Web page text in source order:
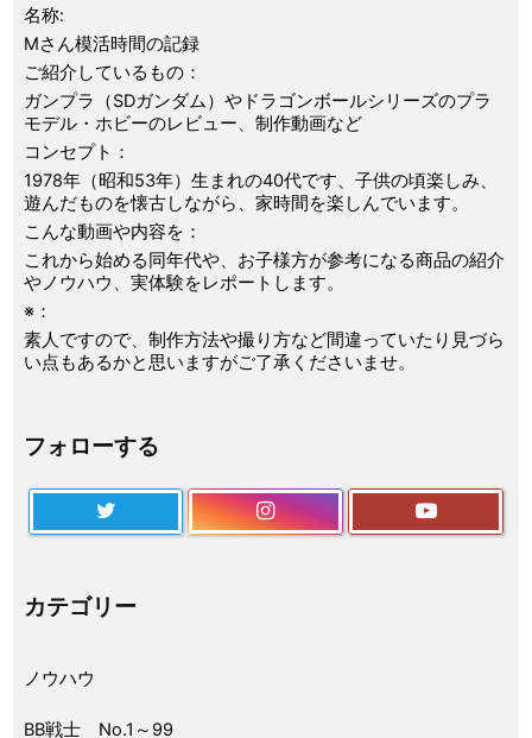
名称:
Mさん模活時間の記録
ご紹介しているもの：
ガンプラ（SDガンダム）やドラゴンボールシリーズのプラ
モデル・ホビーのレビュー、制作動画など
コンセプト：
1978年（昭和53年）生まれの40代です、子供の頃楽しみ、
遊んだものを懐古しながら、家時間を楽しんでいます。
こんな動画や内容を：
これから始める同年代や、お子様方が参考になる商品の紹介
やノウハウ、実体験をレポートします。
※：
素人ですので、制作方法や撮り方など間違っていたり見づら
い点もあるかと思いますがご了承くださいませ。
フォローする
カテゴリー
ノウハウ
BB戦士 No.1～99